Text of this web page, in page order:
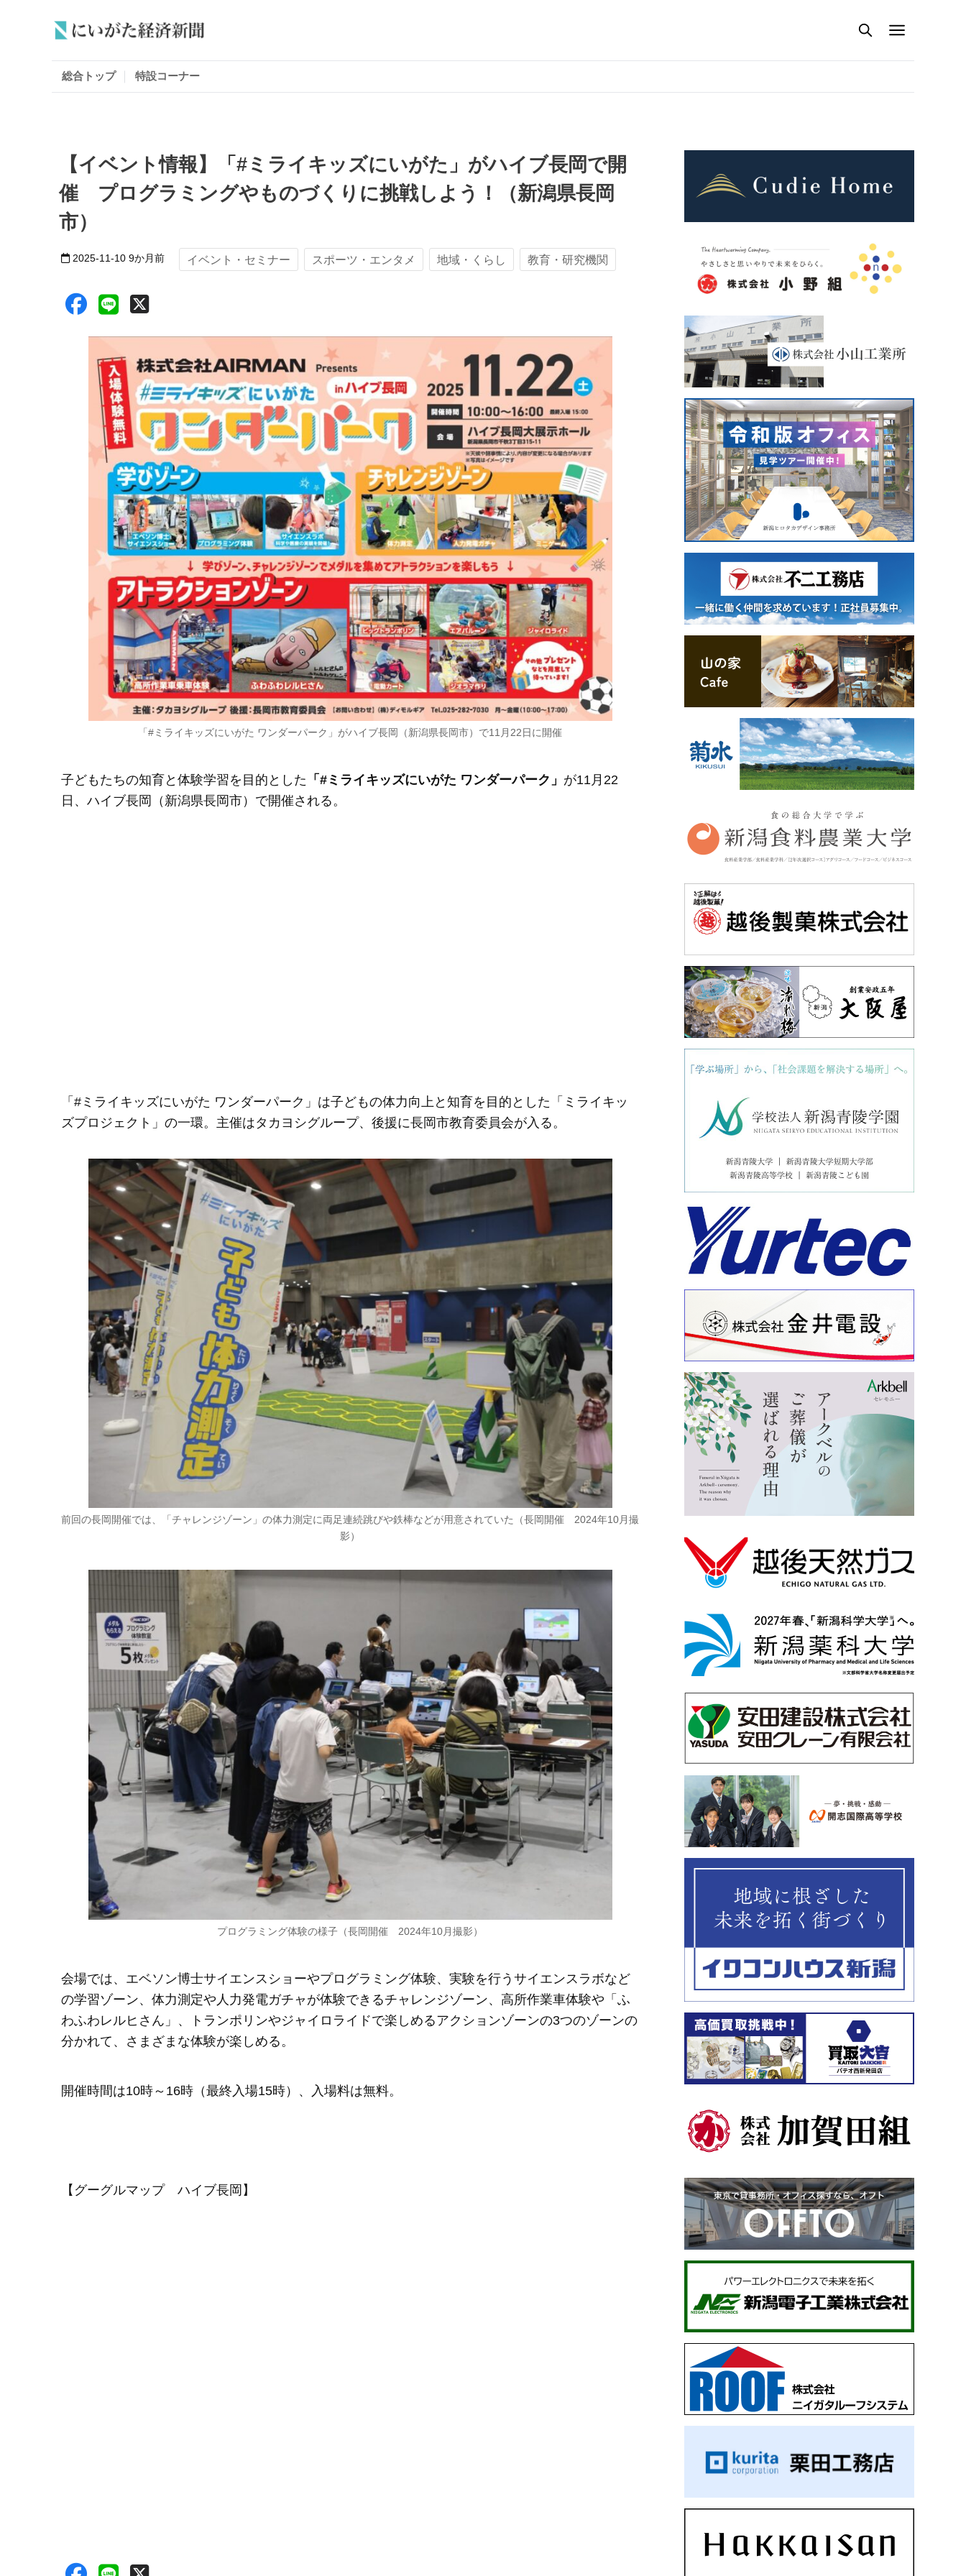
総合トップ 特設コーナー
【イベント情報】「#ミライキッズにいがた」がハイブ長岡で開
催 プログラミングやものづくりに挑戦しよう！（新潟県長岡
市）
2025-11-10 9か月前 イベント・セミナー スポーツ・エンタメ 地域・くらし 教育・研究機関
「#ミライキッズにいがた ワンダーパーク」がハイブ長岡（新潟県長岡市）で11月22日に開催
子どもたちの知育と体験学習を目的とした 「#ミライキッズにいがた ワンダーパーク」 が11月22
日、ハイブ長岡（新潟県長岡市）で開催される。
「#ミライキッズにいがた ワンダーパーク」は子どもの体力向上と知育を目的とした「ミライキッ
ズプロジェクト」の一環。主催はタカヨシグループ、後援に長岡市教育委員会が入る。
前回の長岡開催では、「チャレンジゾーン」の体力測定に両足連続跳びや鉄棒などが用意されていた（長岡開催 2024年10月撮
影）
プログラミング体験の様子（長岡開催 2024年10月撮影）
会場では、エベソン博士サイエンスショーやプログラミング体験、実験を行うサイエンスラボなど
の学習ゾーン、体力測定や人力発電ガチャが体験できるチャレンジゾーン、高所作業車体験や「ふ
わふわレルヒさん」、トランポリンやジャイロライドで楽しめるアクションゾーンの3つのゾーンの
分かれて、さまざまな体験が楽しめる。
開催時間は10時～16時（最終入場15時）、入場料は無料。
【グーグルマップ ハイブ長岡】